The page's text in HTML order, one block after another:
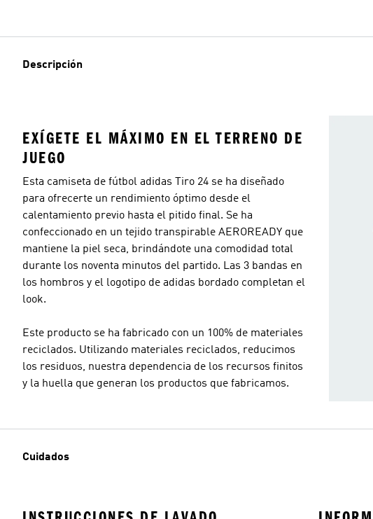
Descripción
EXÍGETE EL MÁXIMO EN EL TERRENO DE
JUEGO
Esta camiseta de fútbol adidas Tiro 24 se ha diseñado
para ofrecerte un rendimiento óptimo desde el
calentamiento previo hasta el pitido final. Se ha
confeccionado en un tejido transpirable AEROREADY que
mantiene la piel seca, brindándote una comodidad total
durante los noventa minutos del partido. Las 3 bandas en
los hombros y el logotipo de adidas bordado completan el
look.
Este producto se ha fabricado con un 100% de materiales
reciclados. Utilizando materiales reciclados, reducimos
los residuos, nuestra dependencia de los recursos finitos
y la huella que generan los productos que fabricamos.
Cuidados